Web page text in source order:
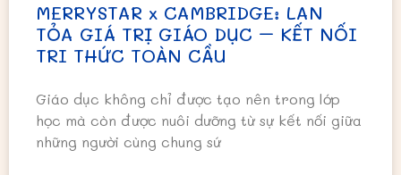
MERRYSTAR x CAMBRIDGE: LAN
TỎA GIÁ TRỊ GIÁO DỤC – KẾT NỐI
TRI THỨC TOÀN CẦU
Giáo dục không chỉ được tạo nên trong lớp
học mà còn được nuôi dưỡng từ sự kết nối giữa
những người cùng chung sứ